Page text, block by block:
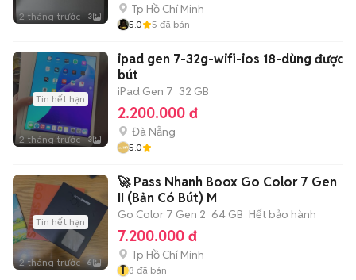
2 tháng trước 3
Tp Hồ Chí Minh
5.0 5 đã bán
Tin hết hạn
2 tháng trước 3
ipad gen 7-32g-wifi-ios 18-dùng được
bút
iPad Gen 7 32 GB
2.200.000 đ
Đà Nẵng
5.0
Tin hết hạn
2 tháng trước 6
🚀 Pass Nhanh Boox Go Color 7 Gen
II (Bản Có Bút) M
Go Color 7 Gen 2 64 GB Hết bảo hành
7.200.000 đ
Tp Hồ Chí Minh
T 3 đã bán